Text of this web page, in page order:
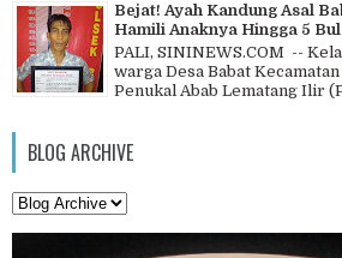
Bejat! Ayah Kandung Asal
Hamili Anaknya Hingga 5
PALI, SININEWS.COM --
warga Desa Babat
Penukal Abab Lematang Ilir
BLOG ARCHIVE